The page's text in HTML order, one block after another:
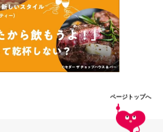
ページトップへ